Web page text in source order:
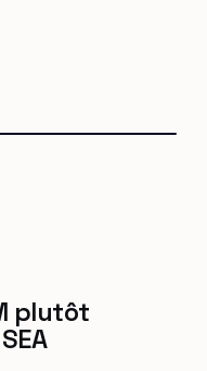
plutôt